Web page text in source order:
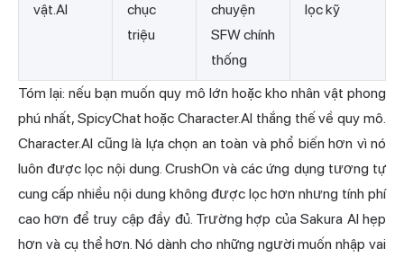
vật.AI
chục
triệu
chuyện
SFW chính
thống
lọc kỹ
Tóm lại: nếu bạn muốn quy mô lớn hoặc kho nhân vật phong
phú nhất, SpicyChat hoặc Character.AI thắng thế về quy mô.
Character.AI cũng là lựa chọn an toàn và phổ biến hơn vì nó
luôn được lọc nội dung. CrushOn và các ứng dụng tương tự
cung cấp nhiều nội dung không được lọc hơn nhưng tính phí
cao hơn để truy cập đầy đủ. Trường hợp của Sakura AI hẹp
hơn và cụ thể hơn. Nó dành cho những người muốn nhập vai